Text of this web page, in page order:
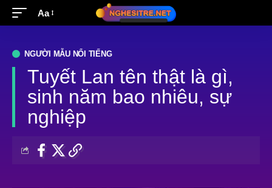
Aa
NGƯỜI MẪU NỔI TIẾNG
Tuyết Lan tên thật là gì,
sinh năm bao nhiêu, sự
nghiệp